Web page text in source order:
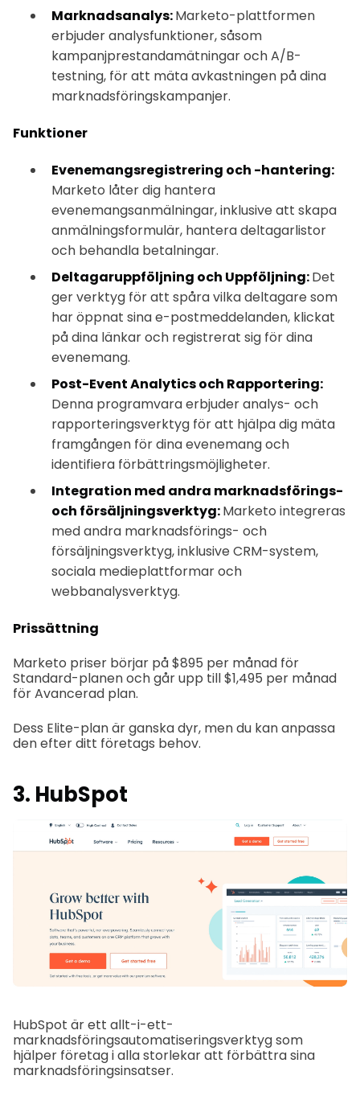
Marknadsanalys:Marketo-plattformen
erbjuder analysfunktioner, såsom
kampanjprestandamätningar och A/B-
testning, för att mäta avkastningen på dina
marknadsföringskampanjer.
Funktioner
Evenemangsregistrering och -hantering:
Marketo låter dig hantera
evenemangsanmälningar, inklusive att skapa
anmälningsformulär, hantera deltagarlistor
och behandla betalningar.
Deltagaruppföljning och Uppföljning:Det
ger verktyg för att spåra vilka deltagare som
har öppnat sina e-postmeddelanden, klickat
på dina länkar och registrerat sig för dina
evenemang.
Post-Event Analytics och Rapportering:
Denna programvara erbjuder analys- och
rapporteringsverktyg för att hjälpa dig mäta
framgången för dina evenemang och
identifiera förbättringsmöjligheter.
Integration med andra marknadsförings-
och försäljningsverktyg:Marketo integreras
med andra marknadsförings- och
försäljningsverktyg, inklusive CRM-system,
sociala medieplattformar och
webbanalysverktyg.
Prissättning
Marketo priser börjar på $895 per månad för
Standard-planen och går upp till $1,495 per månad
för Avancerad plan.
Dess Elite-plan är ganska dyr, men du kan anpassa
den efter ditt företags behov.
3. HubSpot
HubSpot är ett allt-i-ett-
marknadsföringsautomatiseringsverktyg som
hjälper företag i alla storlekar att förbättra sina
marknadsföringsinsatser.